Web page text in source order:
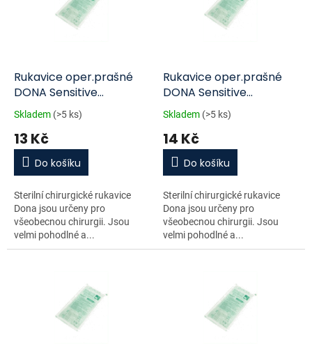
dRukavice oper.prašné
DONA Sensitive
vel.9/pár
Skladem (>5 ks)
13 Kč
Do košíku
Sterilní chirurgické rukavice
Dona jsou určeny pro
všeobecnou chirurgii. Jsou
velmi pohodlné a...
Rukavice oper.prašné
DONA Sensitive
vel.8.5/pár
Skladem (>5 ks)
14 Kč
Do košíku
Sterilní chirurgické rukavice
Dona jsou určeny pro
všeobecnou chirurgii. Jsou
velmi pohodlné a...